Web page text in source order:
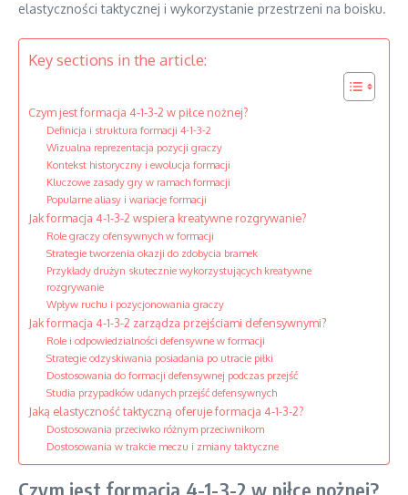
elastyczności taktycznej i wykorzystanie przestrzeni na boisku.
Key sections in the article:
Czym jest formacja 4-1-3-2 w piłce nożnej?
Definicja i struktura formacji 4-1-3-2
Wizualna reprezentacja pozycji graczy
Kontekst historyczny i ewolucja formacji
Kluczowe zasady gry w ramach formacji
Popularne aliasy i wariacje formacji
Jak formacja 4-1-3-2 wspiera kreatywne rozgrywanie?
Role graczy ofensywnych w formacji
Strategie tworzenia okazji do zdobycia bramek
Przykłady drużyn skutecznie wykorzystujących kreatywne
rozgrywanie
Wpływ ruchu i pozycjonowania graczy
Jak formacja 4-1-3-2 zarządza przejściami defensywnymi?
Role i odpowiedzialności defensywne w formacji
Strategie odzyskiwania posiadania po utracie piłki
Dostosowania do formacji defensywnej podczas przejść
Studia przypadków udanych przejść defensywnych
Jaką elastyczność taktyczną oferuje formacja 4-1-3-2?
Dostosowania przeciwko różnym przeciwnikom
Dostosowania w trakcie meczu i zmiany taktyczne
Czym jest formacja 4-1-3-2 w piłce nożnej?